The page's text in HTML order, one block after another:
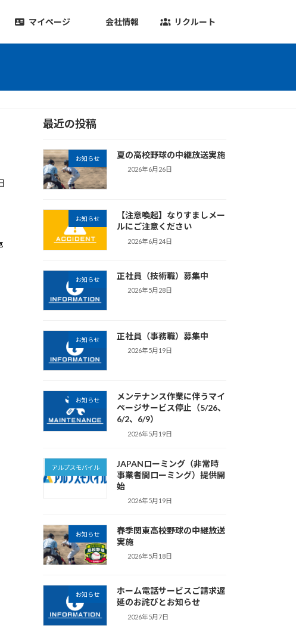
マイページ 会社情報 リクルート
最近の投稿
お知らせ 夏の高校野球の中継放送実施
2026年6月26日
お知らせ
【注意喚起】なりすましメー
ルにご注意ください
2026年6月24日
お知らせ 正社員（技術職）募集中
2026年5月28日
お知らせ 正社員（事務職）募集中
2026年5月19日
お知らせ
メンテナンス作業に伴うマイ
ページサービス停止（5/26、
6/2、6/9）
2026年5月19日
アルプスモバイル
JAPANローミング（非常時
事業者間ローミング）提供開
始
2026年5月19日
お知らせ
春季関東高校野球の中継放送
実施
2026年5月18日
お知らせ
ホーム電話サービスご請求遅
延のお詫びとお知らせ
2026年5月7日